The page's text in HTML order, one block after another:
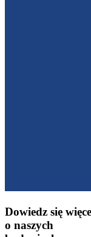
Dowiedz się
o naszych